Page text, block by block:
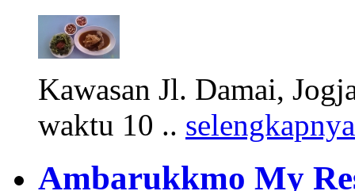
Kawasan Jl. Damai,
waktu 10 .. selengkapnya
Ambarukkmo My